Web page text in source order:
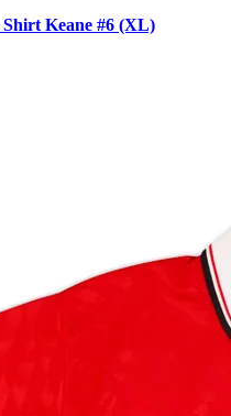
Shirt Keane #6 (XL)